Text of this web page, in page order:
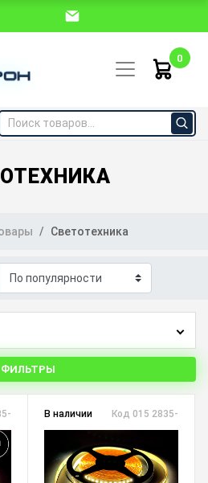
0
Светотехника
120-DW-12V-IP20
В наличии Код 015 2835-168-
ФИЛЬТРЫ